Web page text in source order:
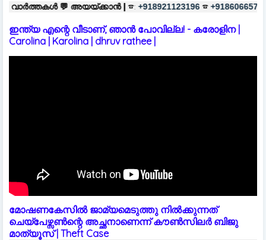
അയയ്ക്കാൻ | ☎: +918921123196 ☎ +918606657037
ഇന്ത്യ എന്റെ വീടാണ്, ഞാൻ പോവില്ല! - കരോളിന |
Carolina | Karolina | dhruv rathee |
മോഷണകേസിൽ ജാമ്യമെടുത്തു നിൽക്കുന്നത്
ചെയ്പേഴ്സൺന്റെ അച്ഛനാണെന്ന് കൗൺസിലർ ബിജു
മാത്യൂസ് | Theft Case